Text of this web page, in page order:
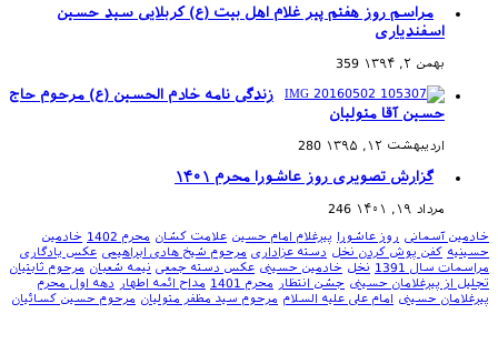
مراسم روز هفتم پیر غلام اهل بیت (ع) کربلایی سید حسین
اسفندیاری
بهمن ۲, ۱۳۹۴ 359
زندگی نامه خادم الحسین (ع) مرحوم حاج
حسین آقا متولیان
اردیبهشت ۱۲, ۱۳۹۵ 280
گزارش تصویری روز عاشورا محرم ۱۴۰۱
مرداد ۱۹, ۱۴۰۱
246
خادمین آسمانی روز عاشورا پیرغلام امام حسین علامت کشان محرم 1402
خادمین
حسینیه کفن پوش کردن نخل دسته عزاداری مرحوم شیخ هادی ابراهیمی عکس یادگاری
مراسمات سال 1391
نخل خادمین حسینی عکس دسته جمعی نیمه شعبان مرحوم ثابتیان
تجلیل از پیرغلامان حسینی جشن انتظار محرم 1401 مداح ائمه اطهار دهه اول محرم
پیرغلامان حسینی امام علی علیه السلام مرحوم سید مظفر متولیان مرحوم حسین کسائیان